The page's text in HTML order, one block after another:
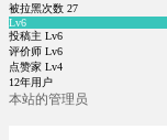
被拉黑次数 27
Lv6
投稿主 Lv6
评价师 Lv6
点赞家 Lv4
12年用户
本站的管理员